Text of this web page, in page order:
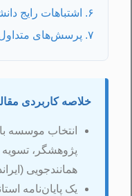
۶. اشتباهات رایج دانشجویان و راه‌حل‌های سریع
۷. پرسش‌های متداول دانشجویی
خلاصه کاربردی
انتخاب موسسه
پژوهشگر،
همانندجویی